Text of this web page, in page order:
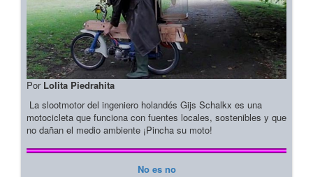
Por Lolita Piedrahita
La slootmotor del ingeniero holandés Gijs Schalkx es una
motocicleta que funciona con fuentes locales, sostenibles y que
no dañan el medio ambiente ¡Pincha su moto!
No es no